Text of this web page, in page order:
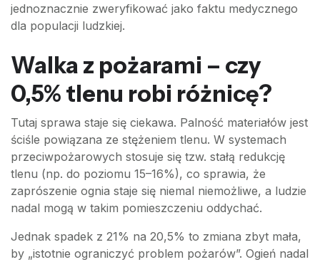
jednoznacznie zweryfikować jako faktu medycznego
dla populacji ludzkiej.
Walka z pożarami – czy
0,5% tlenu robi różnicę?
Tutaj sprawa staje się ciekawa. Palność materiałów jest
ściśle powiązana ze stężeniem tlenu. W systemach
przeciwpożarowych stosuje się tzw. stałą redukcję
tlenu (np. do poziomu 15–16%), co sprawia, że
zaprószenie ognia staje się niemal niemożliwe, a ludzie
nadal mogą w takim pomieszczeniu oddychać.
Jednak spadek z 21% na 20,5% to zmiana zbyt mała,
by „istotnie ograniczyć problem pożarów”. Ogień nadal